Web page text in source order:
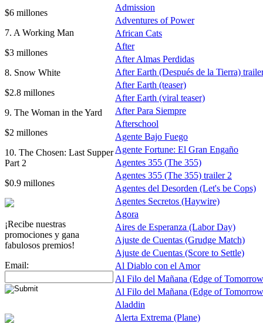
$6 millones
7. A Working Man
$3 millones
8. Snow White
$2.8 millones
9. The Woman in the Yard
$2 millones
10. The Chosen: Last Supper
Part 2
$0.9 millones
¡Recibe nuestras
promociones y gana
fabulosos premios!
Email:
Admission
Adventures of Power
African Cats
After
After Almas Perdidas
After Earth (Después de la Tierra)
After Earth (teaser)
After Earth (viral teaser)
After Para Siempre
Afterschool
Agente Bajo Fuego
Agente Fortune: El Gran Engaño
Agentes 355 (The 355)
Agentes 355 (The 355) trailer 2
Agentes del Desorden (Let's be Cops)
Agentes Secretos (Haywire)
Agora
Aires de Esperanza (Labor Day)
Ajuste de Cuentas (Grudge Match)
Ajuste de Cuentas (Score to Settle)
Al Diablo con el Amor
Al Filo del Mañana (Edge of
Al Filo del Mañana (Edge of
Aladdin
Alerta Extrema (Plane)